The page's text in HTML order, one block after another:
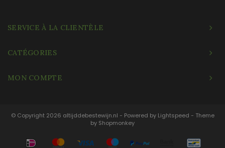
SERVICE À LA CLIENTÈLE
CATÉGORIES
MON COMPTE
© Copyright 2026 altijddebestewijn.nl - Powered by Lightspeed - Theme
by Shopmonkey